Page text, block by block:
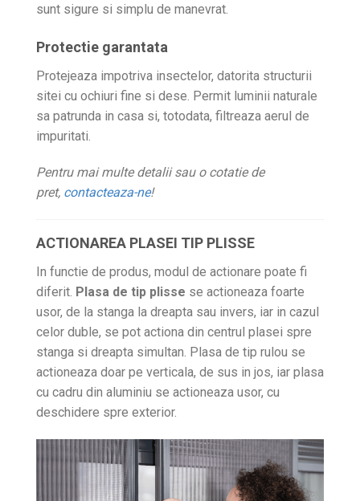
sunt sigure si simplu de manevrat.
Protectie garantata
Protejeaza impotriva insectelor, datorita structurii
sitei cu ochiuri fine si dese. Permit luminii naturale
sa patrunda in casa si, totodata, filtreaza aerul de
impuritati.
Pentru mai multe detalii sau o cotatie de
pret, contacteaza-ne!
ACTIONAREA PLASEI TIP PLISSE
In functie de produs, modul de actionare poate fi
diferit. Plasa de tip plisse se actioneaza foarte
usor, de la stanga la dreapta sau invers, iar in cazul
celor duble, se pot actiona din centrul plasei spre
stanga si dreapta simultan. Plasa de tip rulou se
actioneaza doar pe verticala, de sus in jos, iar plasa
cu cadru din aluminiu se actioneaza usor, cu
deschidere spre exterior.